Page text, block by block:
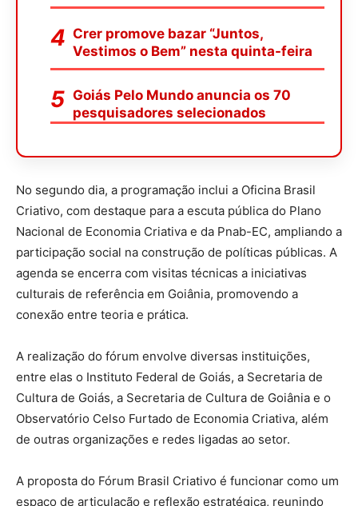
Crer promove bazar “Juntos,
Vestimos o Bem” nesta quinta-feira
Goiás Pelo Mundo anuncia os 70
pesquisadores selecionados
No segundo dia, a programação inclui a Oficina Brasil
Criativo, com destaque para a escuta pública do Plano
Nacional de Economia Criativa e da Pnab-EC, ampliando a
participação social na construção de políticas públicas. A
agenda se encerra com visitas técnicas a iniciativas
culturais de referência em Goiânia, promovendo a
conexão entre teoria e prática.
A realização do fórum envolve diversas instituições,
entre elas o Instituto Federal de Goiás, a Secretaria de
Cultura de Goiás, a Secretaria de Cultura de Goiânia e o
Observatório Celso Furtado de Economia Criativa, além
de outras organizações e redes ligadas ao setor.
A proposta do Fórum Brasil Criativo é funcionar como um
espaço de articulação e reflexão estratégica, reunindo